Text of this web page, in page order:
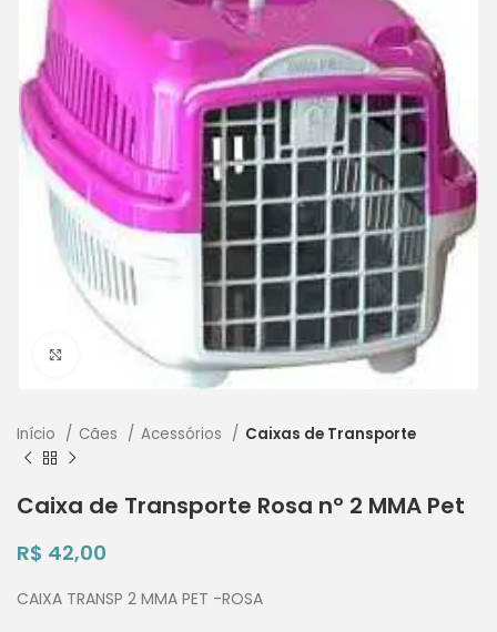
Clique para ampliar
Início Cães Acessórios Caixas de Transporte
Caixa de Transporte Rosa nº 2 MMA Pet
R$ 42,00
CAIXA TRANSP 2 MMA PET -ROSA